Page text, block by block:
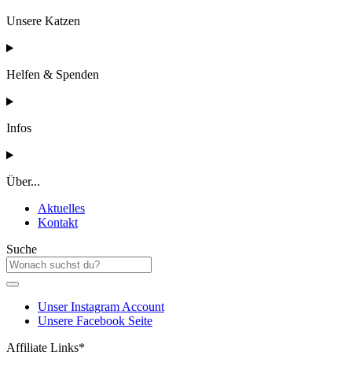
Unsere Katzen
Helfen & Spenden
Infos
Über...
Aktuelles
Kontakt
Suche
Unser Instagram Account
Unsere Facebook Seite
Affiliate Links*